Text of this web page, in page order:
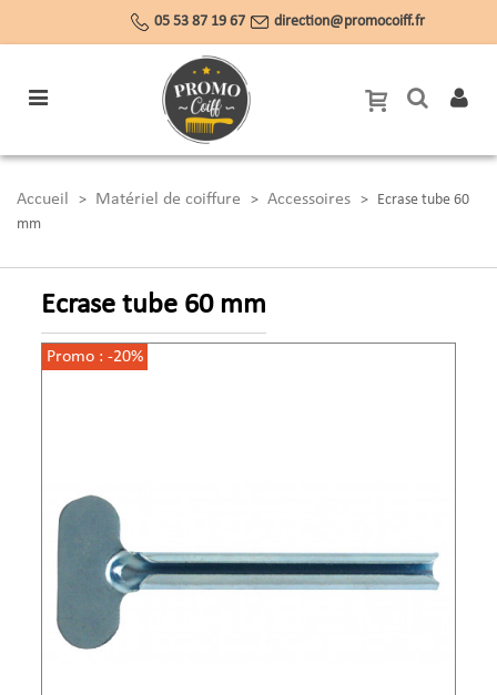
05 53 87 19 67 direction@promocoiff.fr
Accueil > Matériel de coiffure > Accessoires > Ecrase tube 60
mm
Ecrase tube 60 mm
Promo :-20%